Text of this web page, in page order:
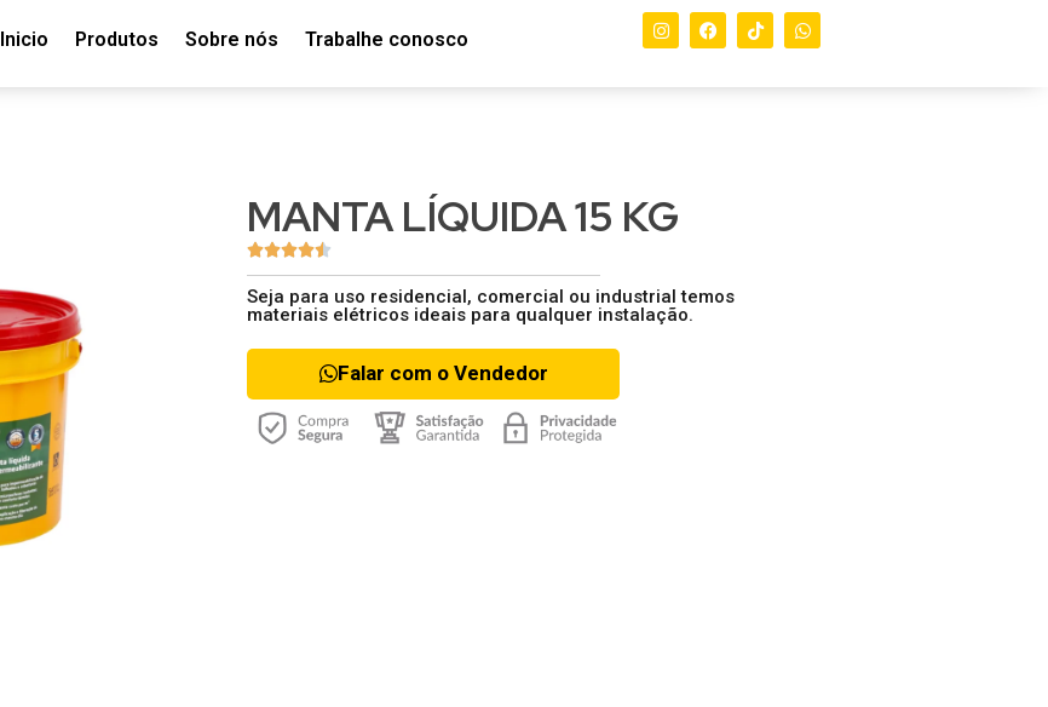
Inicio Produtos Sobre nós Trabalhe conosco
MANTA LÍQUIDA 15 KG

Seja para uso residencial, comercial ou industrial temos
materiais elétricos ideais para qualquer instalação.
Falar com o Vendedor